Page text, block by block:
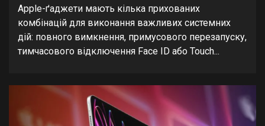
Apple-ґаджети мають кілька прихованих
комбінацій для виконання важливих системних
дій: повного вимкнення, примусового перезапуску,
тимчасового відключення Face ID або Touch...